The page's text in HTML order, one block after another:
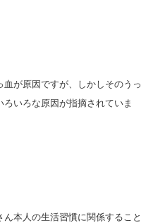
血が原因ですが、しかしそのうっ
いろな原因が指摘されていま
本人の生活習慣に関係すること